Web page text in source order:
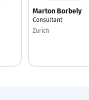
Marton Borbely
Consultant
Zürich